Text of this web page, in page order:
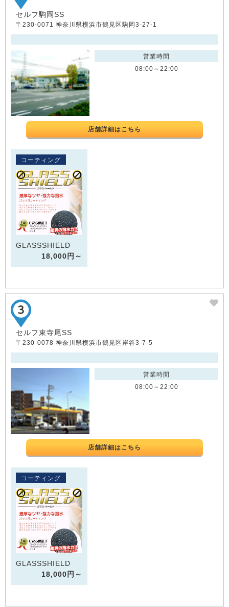
セルフ駒岡SS
〒230-0071 神奈川県横浜市鶴見区駒岡3-27-1
営業時間
08:00～22:00
店舗詳細はこちら
コーティング
GLASSSHIELD
18,000円～
セルフ東寺尾SS
〒230-0078 神奈川県横浜市鶴見区岸谷3-7-5
営業時間
08:00～22:00
店舗詳細はこちら
コーティング
GLASSSHIELD
18,000円～